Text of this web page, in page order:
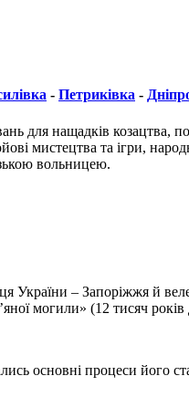
- Петриківка -
для нащадків козацтва,
мистецтва та ігри,
вольницею.
України – Запоріжжя й
могили» (12 тисяч
основні процеси його